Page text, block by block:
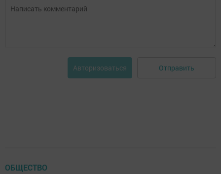
Авторизоваться Отправить
ОБЩЕСТВО